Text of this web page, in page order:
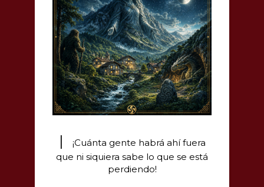
| ¡Cuánta gente habrá ahí fuera
que ni siquiera sabe lo que se está
perdiendo!